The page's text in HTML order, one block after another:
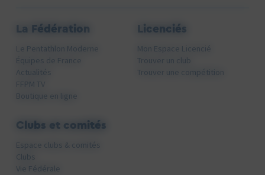
La Fédération
Le Pentathlon Moderne
Équipes de France
Actualités
FFPM TV
Boutique en ligne
Licenciés
Mon Espace Licencié
Trouver un club
Trouver une compétition
Clubs et comités
Espace clubs & comités
Clubs
Vie Fédérale